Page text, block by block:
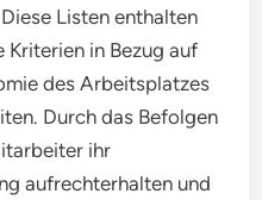
Listen enthalten
in Bezug auf
des Arbeitsplatzes
Durch das Befolgen
ihr
aufrechterhalten und